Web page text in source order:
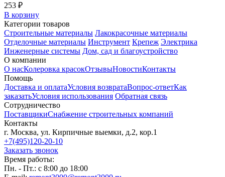
253 ₽
В корзину
Категории товаров
Строительные материалы Лакокрасочные материалы
Отделочные материалы Инструмент Крепеж Электрика
Инженерные системы Дом, сад и благоустройство
О компании
О насКолеровка красокОтзывыНовостиКонтакты
Помощь
Доставка и оплатаУсловия возвратаВопрос-ответКак
заказатьУсловия использования Обратная связь
Сотрудничество
ПоставщикиСнабжение строительных компаний
Контакты
г. Москва, ул. Кирпичные выемки, д.2, кор.1
+7(495)120-20-10
Заказать звонок
Время работы:
Пн. - Пт.: с 8:00 до 18:00